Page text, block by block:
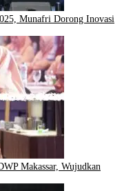
Munafri Dorong Inovasi
Makassar, Wujudkan